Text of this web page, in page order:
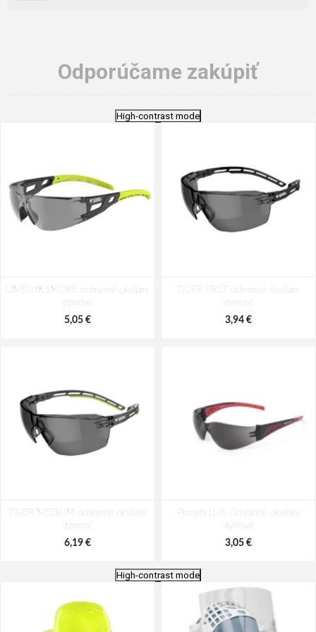
Odporúčame zakúpiť
High-contrast mode
LIMELUX SMOKE ochranné okuliare
dymové
5,05 €
TIGER FIRST ochranné okuliare
dymové
3,94 €
TIGER MEDIUM ochranné okuliare
dymové
6,19 €
Procera LUIS Ochranné okuliare
dymové
3,05 €
High-contrast mode